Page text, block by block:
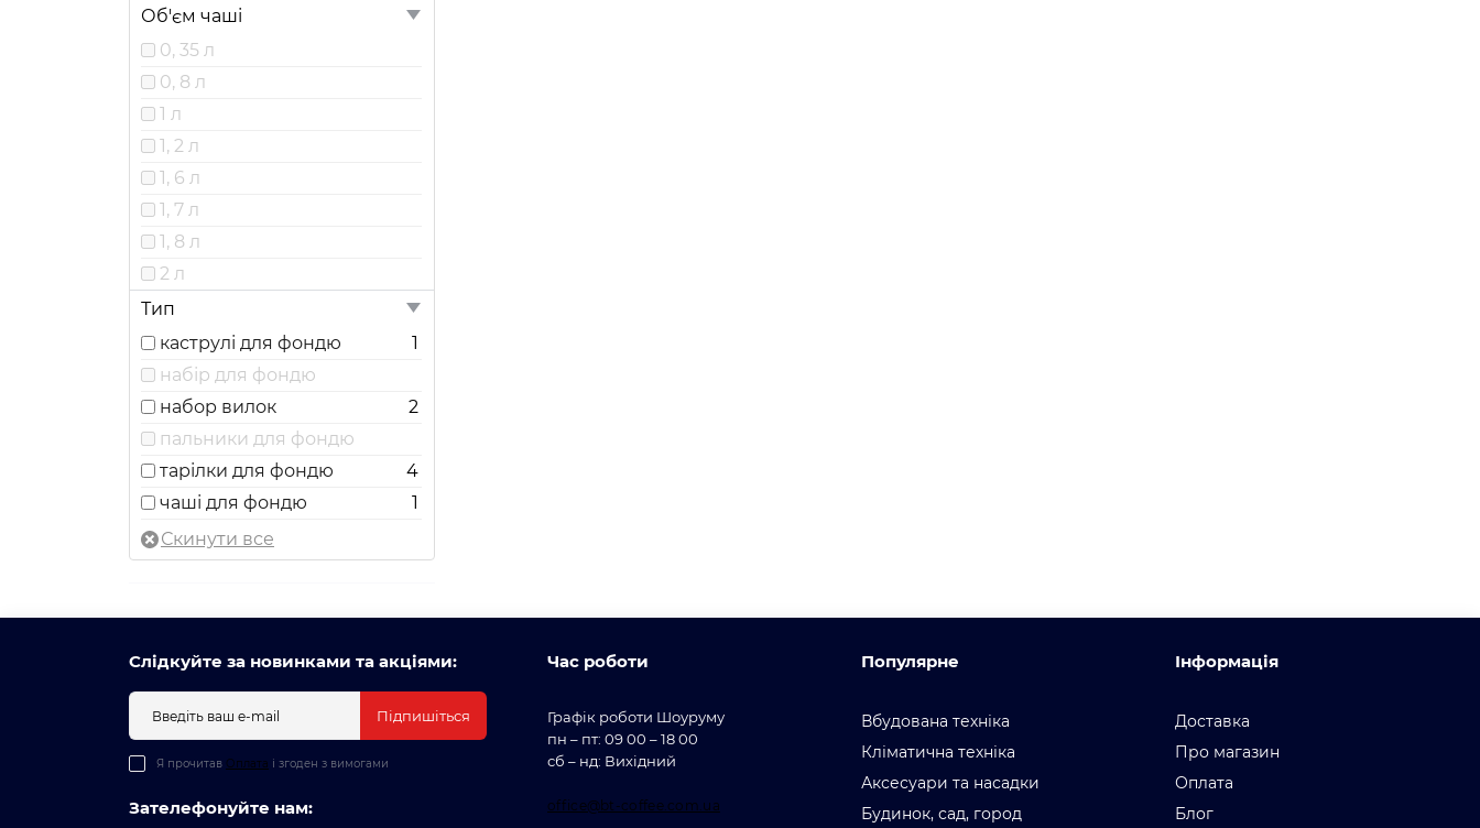
Об'єм чаші
0, 35 л
0, 8 л
1 л
1, 2 л
1, 6 л
1, 7 л
1, 8 л
2 л
Тип
каструлі для фондю
1
набір для фондю
набор вилок
2
пальники для фондю
тарілки для фондю
4
чаші для фондю
1
Слідкуйте за новинками та акціями:
Підпишіться
Я прочитав Оплата і згоден з вимогами
Зателефонуйте нам:
Час роботи
Графік роботи Шоуруму
пн – пт: 09 00 – 18 00
сб – нд: Вихідний
office@bt-coffee.com.ua
Популярне
Вбудована техніка
Кліматична техніка
Аксесуари та насадки
Будинок, сад, город
Інформація
Доставка
Про магазин
Оплата
Блог